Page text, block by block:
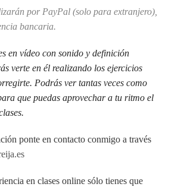
por PayPal (solo para extranjero),
bancaria.
en vídeo con sonido y definición
verte en él realizando los ejercicios
Podrás ver tantas veces como
que puedas aprovechar a tu ritmo el
ponte en contacto conmigo a través
en clases online sólo tienes que